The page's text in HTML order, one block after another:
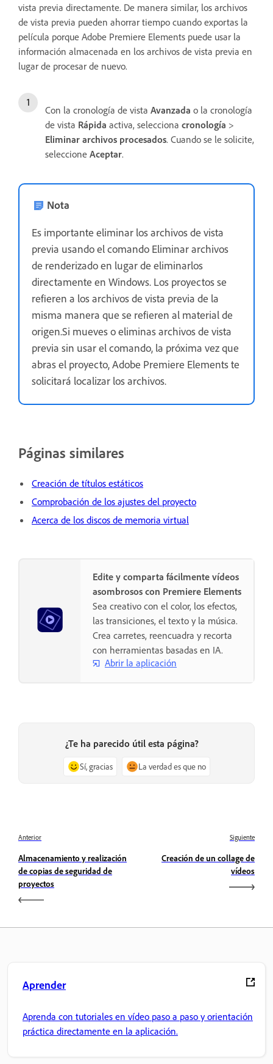
vista previa directamente. De manera similar, los archivos
de vista previa pueden ahorrar tiempo cuando exportas la
película porque Adobe Premiere Elements puede usar la
información almacenada en los archivos de vista previa en
lugar de procesar de nuevo.
Con la cronología de vista Avanzada o la cronología
de vista Rápida activa, selecciona cronología >
Eliminar archivos procesados. Cuando se le solicite,
seleccione Aceptar.
Nota
Es importante eliminar los archivos de vista
previa usando el comando Eliminar archivos
de renderizado en lugar de eliminarlos
directamente en Windows. Los proyectos se
refieren a los archivos de vista previa de la
misma manera que se refieren al material de
origen.Si mueves o eliminas archivos de vista
previa sin usar el comando, la próxima vez que
abras el proyecto, Adobe Premiere Elements te
solicitará localizar los archivos.
Páginas similares
Creación de títulos estáticos
Comprobación de los ajustes del proyecto
Acerca de los discos de memoria virtual
Edite y comparta fácilmente vídeos
asombrosos con Premiere Elements
Sea creativo con el color, los efectos,
las transiciones, el texto y la música.
Crea carretes, reencuadra y recorta
con herramientas basadas en IA.
Abrir la aplicación
¿Te ha parecido útil esta página?
Sí, gracias La verdad es que no
Anterior
Almacenamiento y realización
de copias de seguridad de
proyectos
Siguiente
Creación de un collage de
vídeos
Aprender
Aprenda con tutoriales en vídeo paso a paso y orientación
práctica directamente en la aplicación.